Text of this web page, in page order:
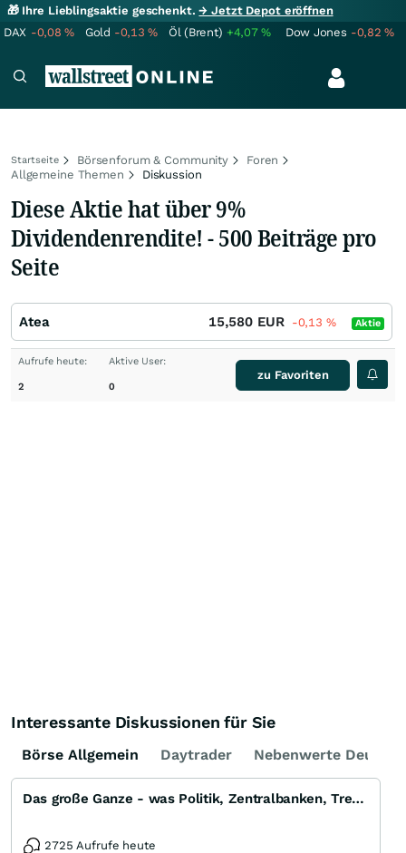
🎁 Ihre Lieblingsaktie geschenkt.→ Jetzt Depot eröffnen
DAX -0,08% Gold -0,13% Öl (Brent) +4,07% Dow Jones -0,82%
Startseite Börsenforum & Community
Foren
Allgemeine Themen
Diskussion
Diese Aktie hat über 9%
Dividendenrendite! - 500 Beiträge pro
Seite
Atea 15,580 EUR -0,13 % Aktie
Aufrufe heute:
2
Aktive User:
0
zu Favoriten
Interessante Diskussionen für Sie
Börse Allgemein Daytrader Nebenwerte
Das große Ganze - was Politik, Zentralbanken, Trends, Medien und Gesellschaft mit Aktien, Rohstoffen
2725 Aufrufe heute